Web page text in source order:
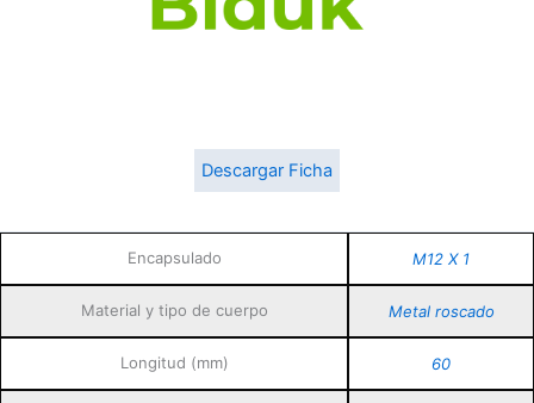
Descargar Ficha
Encapsulado M12 X 1
Material y tipo de cuerpo Metal roscado
Longitud (mm) 60